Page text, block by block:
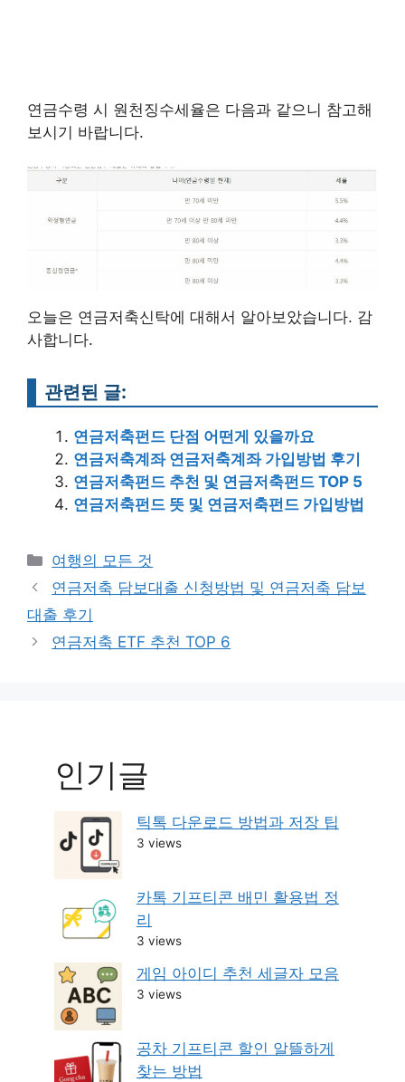
연금수령 시 원천징수세율은 다음과 같으니 참고해
보시기 바랍니다.
오늘은 연금저축신탁에 대해서 알아보았습니다. 감
사합니다.
관련된 글:
연금저축펀드 단점 어떤게 있을까요
연금저축계좌 연금저축계좌 가입방법 후기
연금저축펀드 추천 및 연금저축펀드 TOP 5
연금저축펀드 뜻 및 연금저축펀드 가입방법
Categories
여행의 모든 것
Post
navigation
연금저축 담보대출 신청방법 및 연금저축 담보
대출 후기
연금저축 ETF 추천 TOP 6
인기글
틱톡 다운로드 방법과 저장 팁
3 views
카톡 기프티콘 배민 활용법 정
리
3 views
게임 아이디 추천 세글자 모음
3 views
공차 기프티콘 할인 알뜰하게
찾는 방법